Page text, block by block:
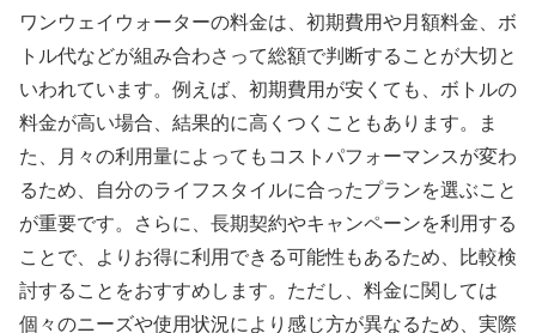
ワンウェイウォーターの料金は、初期費用や月額料金、ボ
トル代などが組み合わさって総額で判断することが大切と
いわれています。例えば、初期費用が安くても、ボトルの
料金が高い場合、結果的に高くつくこともあります。ま
た、月々の利用量によってもコストパフォーマンスが変わ
るため、自分のライフスタイルに合ったプランを選ぶこと
が重要です。さらに、長期契約やキャンペーンを利用する
ことで、よりお得に利用できる可能性もあるため、比較検
討することをおすすめします。ただし、料金に関しては
個々のニーズや使用状況により感じ方が異なるため、実際